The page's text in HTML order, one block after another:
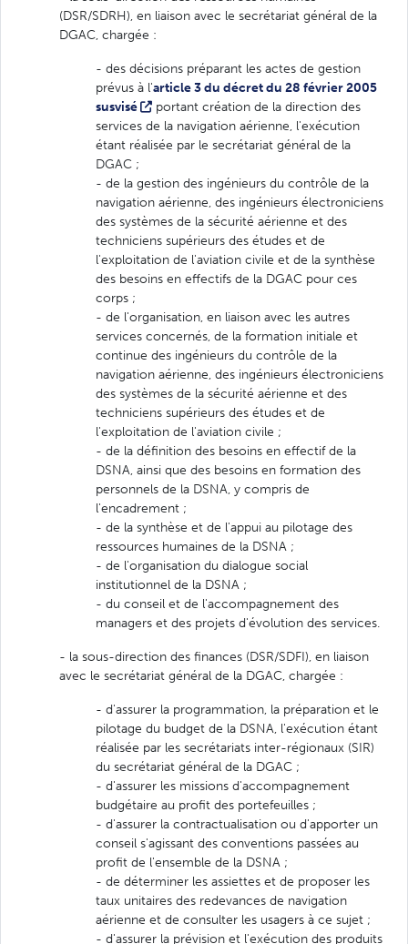
(DSR/SDRH), en liaison avec le secrétariat général de la
DGAC, chargée :
- des décisions préparant les actes de gestion
prévus à l'article 3 du décret du 28 février 2005
susvisé
portant création de la direction des
services de la navigation aérienne, l'exécution
étant réalisée par le secrétariat général de la
DGAC ;
- de la gestion des ingénieurs du contrôle de la
navigation aérienne, des ingénieurs électroniciens
des systèmes de la sécurité aérienne et des
techniciens supérieurs des études et de
l'exploitation de l'aviation civile et de la synthèse
des besoins en effectifs de la DGAC pour ces
corps ;
- de l'organisation, en liaison avec les autres
services concernés, de la formation initiale et
continue des ingénieurs du contrôle de la
navigation aérienne, des ingénieurs électroniciens
des systèmes de la sécurité aérienne et des
techniciens supérieurs des études et de
l'exploitation de l'aviation civile ;
- de la définition des besoins en effectif de la
DSNA, ainsi que des besoins en formation des
personnels de la DSNA, y compris de
l'encadrement ;
- de la synthèse et de l'appui au pilotage des
ressources humaines de la DSNA ;
- de l'organisation du dialogue social
institutionnel de la DSNA ;
- du conseil et de l'accompagnement des
managers et des projets d'évolution des services.
- la sous-direction des finances (DSR/SDFI), en liaison
avec le secrétariat général de la DGAC, chargée :
- d'assurer la programmation, la préparation et le
pilotage du budget de la DSNA, l'exécution étant
réalisée par les secrétariats inter-régionaux (SIR)
du secrétariat général de la DGAC ;
- d'assurer les missions d'accompagnement
budgétaire au profit des portefeuilles ;
- d'assurer la contractualisation ou d'apporter un
conseil s'agissant des conventions passées au
profit de l'ensemble de la DSNA ;
- de déterminer les assiettes et de proposer les
taux unitaires des redevances de navigation
aérienne et de consulter les usagers à ce sujet ;
- d'assurer la prévision et l'exécution des produits